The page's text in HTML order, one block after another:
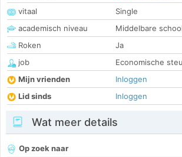
vitaal
Single
academisch niveau
Middelbare school
Roken
Ja
job
Economische
Mijn vrienden
Inloggen
Lid sinds
Inloggen
Wat meer details
Op zoek naar